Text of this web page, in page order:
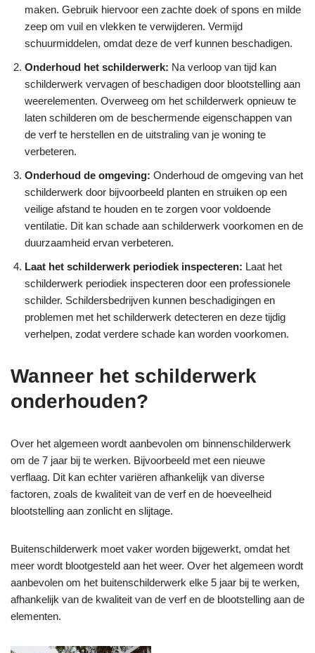
maken. Gebruik hiervoor een zachte doek of spons en milde
zeep om vuil en vlekken te verwijderen. Vermijd
schuurmiddelen, omdat deze de verf kunnen beschadigen.
Onderhoud het schilderwerk: Na verloop van tijd kan
schilderwerk vervagen of beschadigen door blootstelling aan
weerelementen. Overweeg om het schilderwerk opnieuw te
laten schilderen om de beschermende eigenschappen van
de verf te herstellen en de uitstraling van je woning te
verbeteren.
Onderhoud de omgeving: Onderhoud de omgeving van het
schilderwerk door bijvoorbeeld planten en struiken op een
veilige afstand te houden en te zorgen voor voldoende
ventilatie. Dit kan schade aan schilderwerk voorkomen en de
duurzaamheid ervan verbeteren.
Laat het schilderwerk periodiek inspecteren: Laat het
schilderwerk periodiek inspecteren door een professionele
schilder. Schildersbedrijven kunnen beschadigingen en
problemen met het schilderwerk detecteren en deze tijdig
verhelpen, zodat verdere schade kan worden voorkomen.
Wanneer het schilderwerk
onderhouden?
Over het algemeen wordt aanbevolen om binnenschilderwerk
om de 7 jaar bij te werken. Bijvoorbeeld met een nieuwe
verflaag. Dit kan echter variëren afhankelijk van diverse
factoren, zoals de kwaliteit van de verf en de hoeveelheid
blootstelling aan zonlicht en slijtage.
Buitenschilderwerk moet vaker worden bijgewerkt, omdat het
meer wordt blootgesteld aan het weer. Over het algemeen wordt
aanbevolen om het buitenschilderwerk elke 5 jaar bij te werken,
afhankelijk van de kwaliteit van de verf en de blootstelling aan de
elementen.